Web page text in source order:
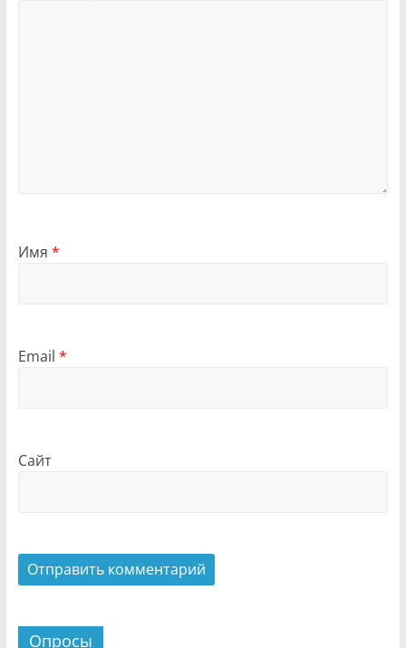
Имя *
Email *
Сайт
Опросы